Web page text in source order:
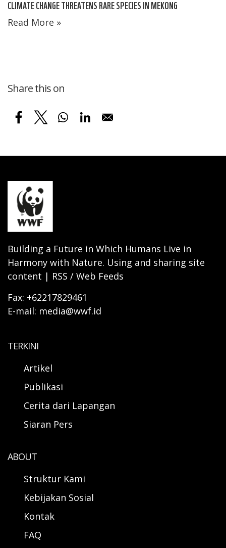
CLIMATE CHANGE THREATENS RARE SPECIES IN MEKONG
Read More »
Share this on
Building a Future in Which Humans Live in
Harmony with Nature. Using and sharing site
content | RSS / Web Feeds
Fax: +62217829461
E-mail: media@wwf.id
TERKINI
Artikel
Publikasi
Cerita dari Lapangan
Siaran Pers
ABOUT
Struktur Kami
Kebijakan Sosial
Kontak
FAQ